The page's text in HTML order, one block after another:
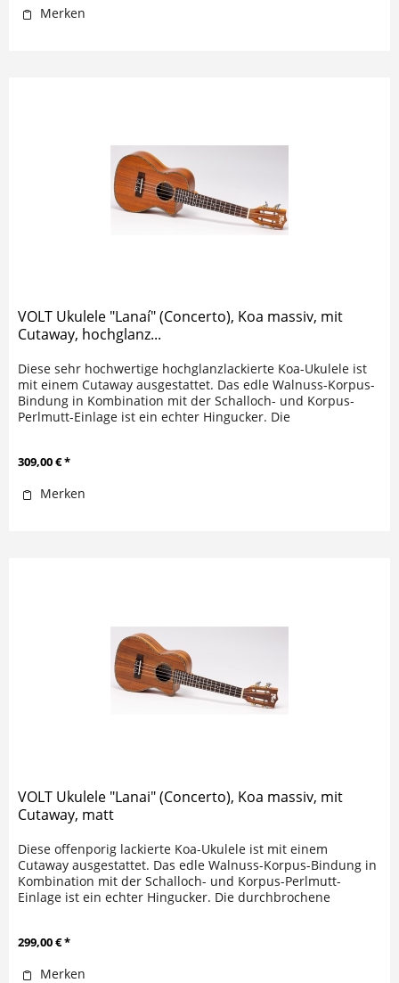
Merken
VOLT Ukulele "Lanaí" (Concerto), Koa massiv, mit
Cutaway, hochglanz...
Diese sehr hochwertige hochglanzlackierte Koa-Ukulele ist
mit einem Cutaway ausgestattet. Das edle Walnuss-Korpus-
Bindung in Kombination mit der Schalloch- und Korpus-
Perlmutt-Einlage ist ein echter Hingucker. Die
309,00 € *
Merken
VOLT Ukulele "Lanai" (Concerto), Koa massiv, mit
Cutaway, matt
Diese offenporig lackierte Koa-Ukulele ist mit einem
Cutaway ausgestattet. Das edle Walnuss-Korpus-Bindung in
Kombination mit der Schalloch- und Korpus-Perlmutt-
Einlage ist ein echter Hingucker. Die durchbrochene
299,00 € *
Merken